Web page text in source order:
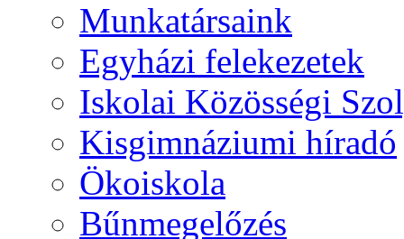
Munkatársaink
Egyházi felekezetek
Iskolai Közösségi
Kisgimnáziumi híradó
Ökoiskola
Bűnmegelőzés